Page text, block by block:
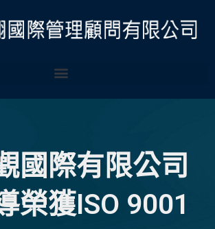
國際有限公司
榮獲ISO 9001